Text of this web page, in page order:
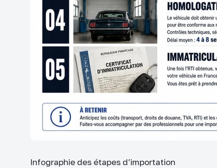
Infographie des étapes d’importation